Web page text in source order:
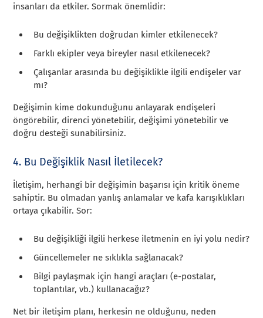
insanları da etkiler. Sormak önemlidir:
Bu değişiklikten doğrudan kimler etkilenecek?
Farklı ekipler veya bireyler nasıl etkilenecek?
Çalışanlar arasında bu değişiklikle ilgili endişeler var
mı?
Değişimin kime dokunduğunu anlayarak endişeleri
öngörebilir, direnci yönetebilir, değişimi yönetebilir ve
doğru desteği sunabilirsiniz.
4. Bu Değişiklik Nasıl İletilecek?
İletişim, herhangi bir değişimin başarısı için kritik öneme
sahiptir. Bu olmadan yanlış anlamalar ve kafa karışıklıkları
ortaya çıkabilir. Sor:
Bu değişikliği ilgili herkese iletmenin en iyi yolu nedir?
Güncellemeler ne sıklıkla sağlanacak?
Bilgi paylaşmak için hangi araçları (e-postalar,
toplantılar, vb.) kullanacağız?
Net bir iletişim planı, herkesin ne olduğunu, neden